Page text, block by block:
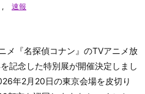
, 速報
メ『名探偵コナン』のTVアニメ放
記念した特別展が開催決定しまし
年2月20日の東京会場を皮切り